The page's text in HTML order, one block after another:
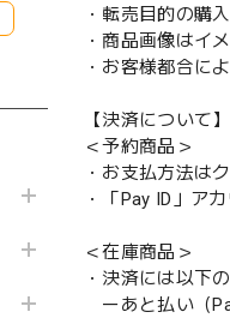
・転売目的の購
・商品画像はイ
・お客様都合に
【決済について】
＜予約商品＞
・お支払方法は
・「Pay ID」ア
＜在庫商品＞
・決済には以下
ーあと払い（